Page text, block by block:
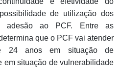
de utilização dos
adesão ao PCF. Entre as
que o PCF vai atender
24 anos em situação de
em situação de vulnerabilidade